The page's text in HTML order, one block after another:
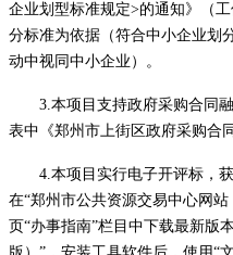
企业划型标准规定>的通知》（
分标准为依据（符合中小企业划
动中视同中小企业）。
3.本项目支持政府采购合同
表中《郑州市上街区政府采购合
4.本项目实行电子开评标，
在“郑州市公共资源交易中心网站
页“办事指南”栏目中下载最新版